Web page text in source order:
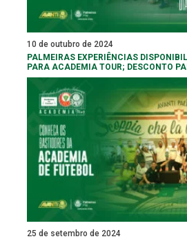
10 de outubro de 2024
PALMEIRAS EXPERIÊNCIAS
PARA ACADEMIA TOUR; DESCONTO
25 de setembro de 2024